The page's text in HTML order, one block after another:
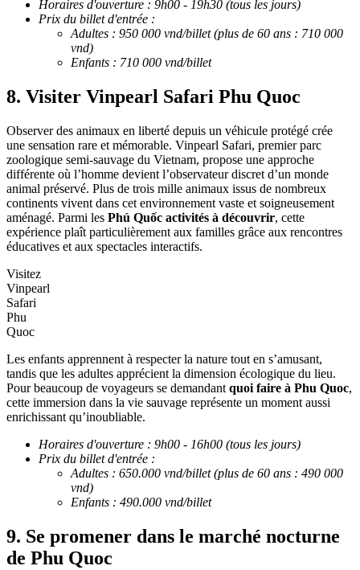
Horaires d'ouverture : 9h00 - 19h30 (tous les jours)
Prix du billet d'entrée :
Adultes : 950 000 vnd/billet (plus de 60 ans : 710 000
vnd)
Enfants : 710 000 vnd/billet
8. Visiter Vinpearl Safari Phu Quoc
Observer des animaux en liberté depuis un véhicule protégé crée
une sensation rare et mémorable. Vinpearl Safari, premier parc
zoologique semi-sauvage du Vietnam, propose une approche
différente où l’homme devient l’observateur discret d’un monde
animal préservé. Plus de trois mille animaux issus de nombreux
continents vivent dans cet environnement vaste et soigneusement
aménagé. Parmi les Phú Quốc activités à découvrir, cette
expérience plaît particulièrement aux familles grâce aux rencontres
éducatives et aux spectacles interactifs.
Visitez
Vinpearl
Safari
Phu
Quoc
Les enfants apprennent à respecter la nature tout en s’amusant,
tandis que les adultes apprécient la dimension écologique du lieu.
Pour beaucoup de voyageurs se demandant quoi faire à Phu Quoc,
cette immersion dans la vie sauvage représente un moment aussi
enrichissant qu’inoubliable.
Horaires d'ouverture : 9h00 - 16h00 (tous les jours)
Prix du billet d'entrée :
Adultes : 650.000 vnd/billet (plus de 60 ans : 490 000
vnd)
Enfants : 490.000 vnd/billet
9. Se promener dans le marché nocturne
de Phu Quoc